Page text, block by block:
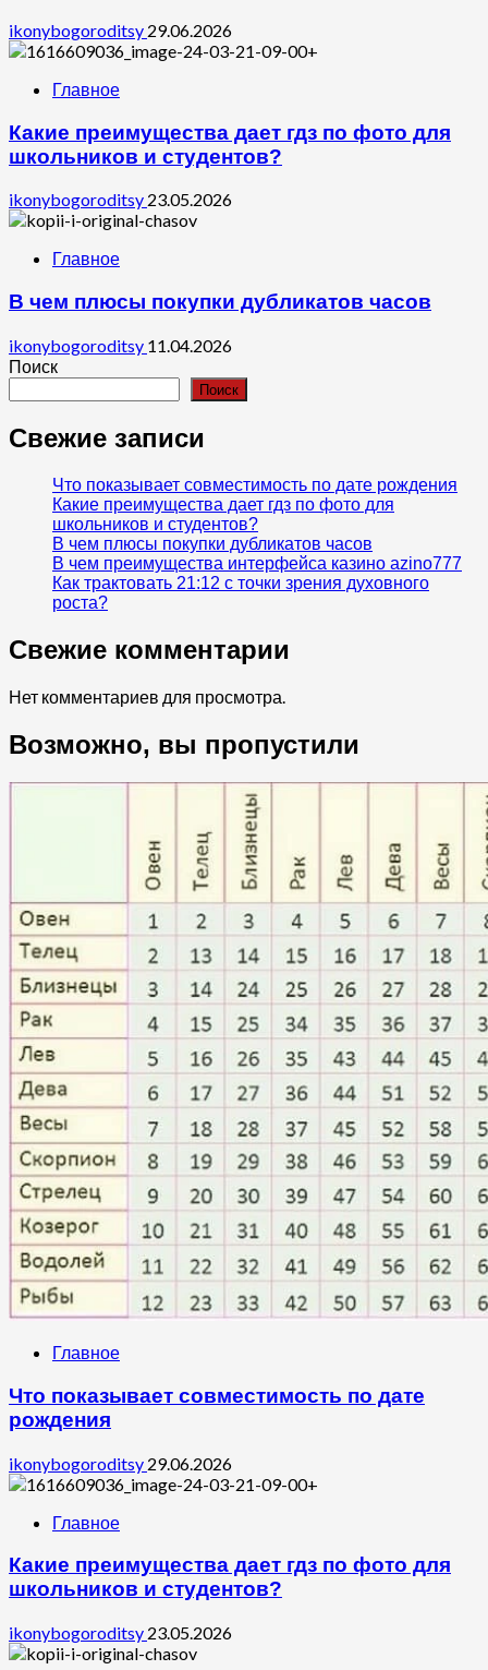
ikonybogoroditsy 29.06.2026
Главное
Какие преимущества дает гдз по фото для
школьников и студентов?
ikonybogoroditsy 23.05.2026
Главное
В чем плюсы покупки дубликатов часов
ikonybogoroditsy 11.04.2026
Поиск
Поиск
Свежие записи
Что показывает совместимость по дате рождения
Какие преимущества дает гдз по фото для
школьников и студентов?
В чем плюсы покупки дубликатов часов
В чем преимущества интерфейса казино azino777
Как трактовать 21:12 с точки зрения духовного
роста?
Свежие комментарии
Нет комментариев для просмотра.
Возможно, вы пропустили
Главное
Что показывает совместимость по дате
рождения
ikonybogoroditsy 29.06.2026
Главное
Какие преимущества дает гдз по фото для
школьников и студентов?
ikonybogoroditsy 23.05.2026